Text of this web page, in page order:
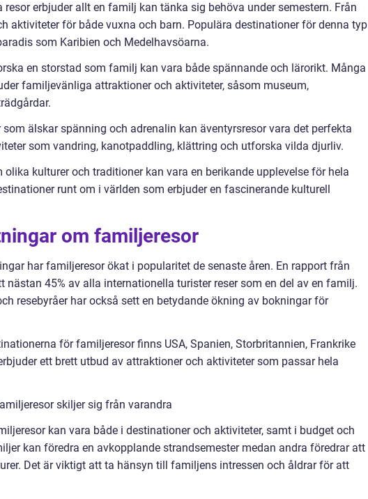
resor erbjuder allt en familj kan tänka sig behöva under semestern. Från
aktiviteter för både vuxna och barn. Populära destinationer för denna typ
som Karibien och Medelhavsöarna.
en storstad som familj kan vara både spännande och lärorikt. Många
familjevänliga attraktioner och aktiviteter, såsom museum,
älskar spänning och adrenalin kan äventyrsresor vara det perfekta
som vandring, kanotpaddling, klättring och utforska vilda djurliv.
olika kulturer och traditioner kan vara en berikande upplevelse för hela
runt om i världen som erbjuder en fascinerande kulturell
om familjeresor
har familjeresor ökat i popularitet de senaste åren. En rapport från
nästan 45% av alla internationella turister reser som en del av en familj.
resebyråer har också sett en betydande ökning av bokningar för
för familjeresor finns USA, Spanien, Storbritannien, Frankrike
ett brett utbud av attraktioner och aktiviteter som passar hela
skiljer sig från varandra
kan vara både i destinationer och aktiviteter, samt i budget och
kan föredra en avkopplande strandsemester medan andra föredrar att
Det är viktigt att ta hänsyn till familjens intressen och åldrar för att